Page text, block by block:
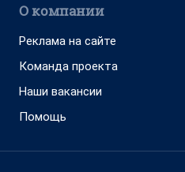
О компании
Реклама на сайте
Команда проекта
Наши вакансии
Помощь